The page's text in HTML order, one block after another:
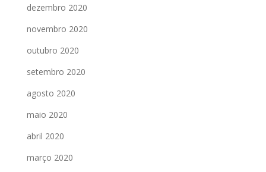
dezembro 2020
novembro 2020
outubro 2020
setembro 2020
agosto 2020
maio 2020
abril 2020
março 2020